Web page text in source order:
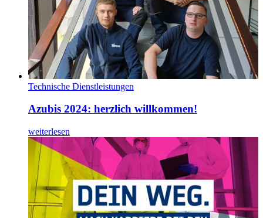
Technische Dienstleistungen
Azubis 2024: herzlich willkommen!
weiterlesen